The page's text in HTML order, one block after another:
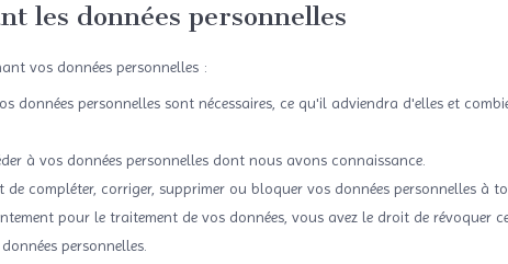
les données personnelles
vos données personnelles :
données personnelles sont nécessaires, ce qu'il adviendra d'elles et
à vos données personnelles dont nous avons connaissance.
compléter, corriger, supprimer ou bloquer vos données personnelles à
pour le traitement de vos données, vous avez le droit de révoquer
personnelles.